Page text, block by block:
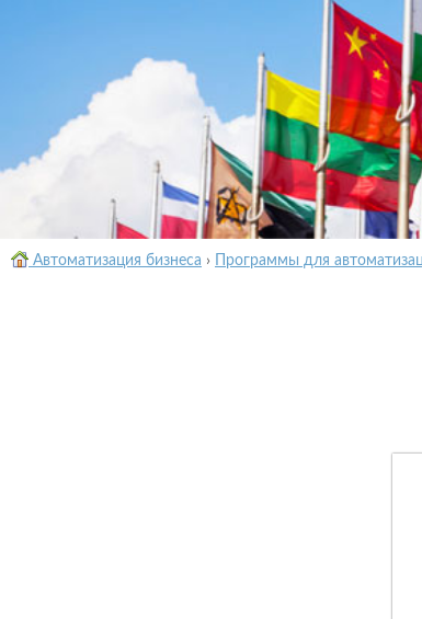
Автоматизация бизнеса › Программы для